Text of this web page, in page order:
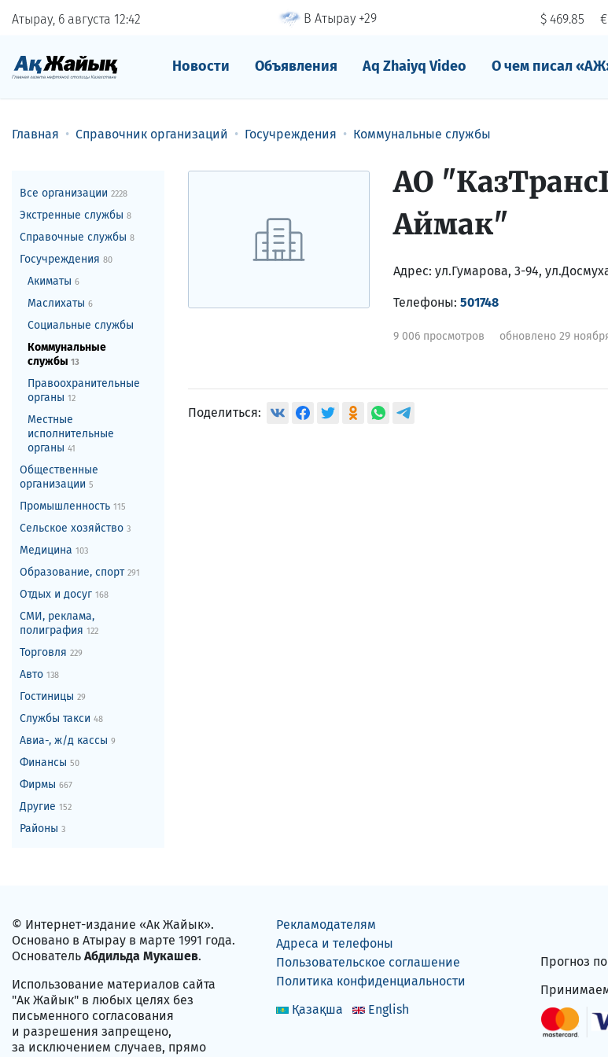
Атырау, 6 августа 12:42 В Атырау +29 $ 469.85
Новости Объявления Aq Zhaiyq Video О чем писал
Главная Справочник организаций Госучреждения Коммунальные службы
Все организации 2228
Экстренные службы 8
Справочные службы 8
Госучреждения 80
Акиматы 6
Маслихаты 6
Социальные службы
Коммунальные
службы 13
Правоохранительные
органы 12
Местные
исполнительные
органы 41
Общественные
организации 5
Промышленность 115
Сельское хозяйство 3
Медицина 103
Образование, спорт 291
Отдых и досуг 168
СМИ, реклама,
полиграфия 122
Торговля 229
Авто 138
Гостиницы 29
Службы такси 48
Авиа-, ж/д кассы 9
Финансы 50
Фирмы 667
Другие 152
Районы 3
АО
Аймак"
Адрес: ул.Гумарова, 3-94,
Телефоны: 501748
9 006 просмотров обновлено 29
Поделиться:
© Интернет-издание «Ак Жайык».
Основано в Атырау в марте 1991 года.
Основатель Абдильда Мукашев.
Использование материалов сайта
"Ак Жайык" в любых целях без
письменного согласования
и разрешения запрещено,
за исключением случаев, прямо
Рекламодателям
Адреса и телефоны
Пользовательское соглашение
Политика конфиденциальности
Қазақша
English
Прогноз